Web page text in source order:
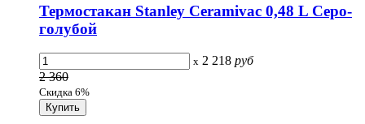
Термостакан Stanley Ceramivac 0,48 L Серо-
голубой
x 2 218 руб
2 360
Скидка 6%